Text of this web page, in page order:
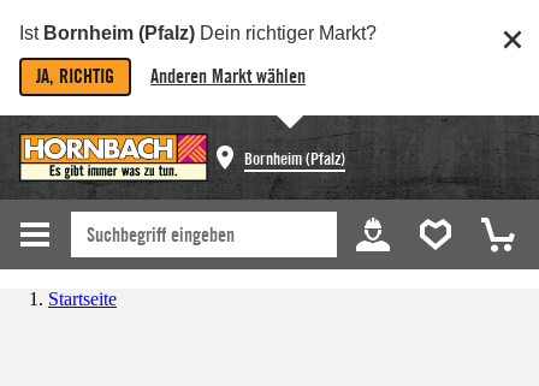
Ist Bornheim (Pfalz) Dein richtiger Markt?
JA, RICHTIG Anderen Markt wählen
Bornheim (Pfalz)
Startseite